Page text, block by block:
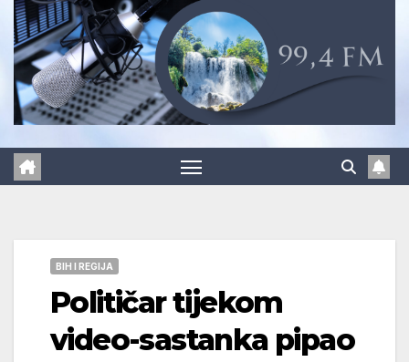
BIH I REGIJA
Političar tijekom
video-sastanka pipao